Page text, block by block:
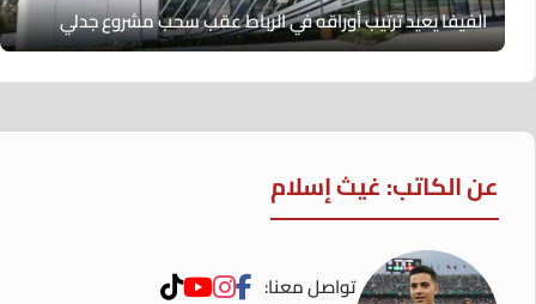
الفيفا يعيد ترتيب أوراقه في الرباط عقب سحب مشروع جدلي
عن الكاتب: غيث إسلام
تواصل معنا: